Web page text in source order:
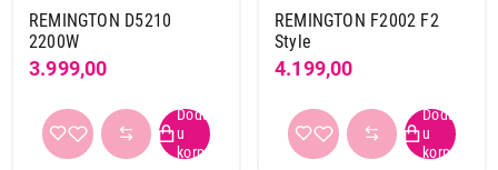
REMINGTON D5210
2200W
3.999,00
REMINGTON F2002 F2
Style
4.199,00